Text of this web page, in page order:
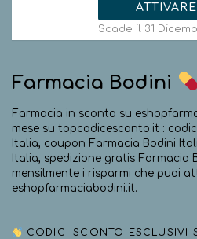
Scade il 31
Farmacia Bodini
Farmacia in sconto su
mese su topcodicesconto.it :
Italia, coupon Farmacia Bodini
Italia, spedizione gratis Farmacia
mensilmente i risparmi che puoi
eshopfarmaciabodini.it.
CODICI SCONTO ESCLUSIVI